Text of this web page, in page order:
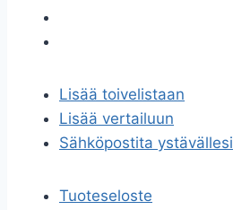
Lisää toivelistaan
Lisää vertailuun
Sähköpostita ystävällesi
Tuoteseloste